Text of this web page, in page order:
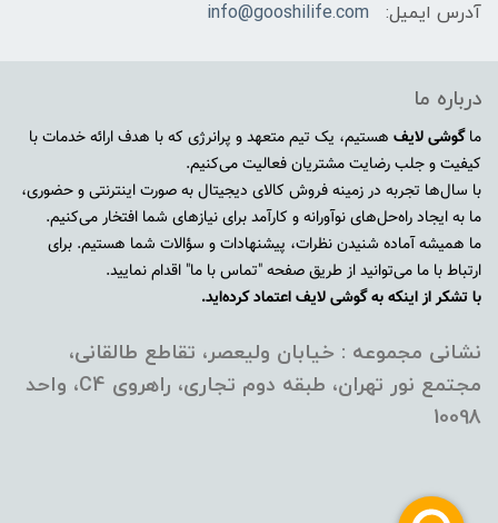
آدرس ایمیل:
info@gooshilife.com
درباره ما
ماگوشی لایف هستیم، یک تیم متعهد و پرانرژی که با هدف ارائه خدمات با
کیفیت و جلب رضایت مشتریان فعالیت می‌کنیم.
با سال‌ها تجربه در زمینه فروش کالای دیجیتال به صورت اینترنتی و حضوری،
ما به ایجاد راه‌حل‌های نوآورانه و کارآمد برای نیازهای شما افتخار می‌کنیم.
ما همیشه آماده شنیدن نظرات، پیشنهادات و سؤالات شما هستیم. برای
ارتباط با ما می‌توانید از طریق صفحه "تماس با ما" اقدام نمایید.
با تشکر از اینکه به گوشی لایف اعتماد کرده‌اید.
نشانی مجموعه : خیابان ولیعصر، تقاطع طالقانی،
مجتمع نور تهران، طبقه دوم تجاری، راهروی C4، واحد
10098